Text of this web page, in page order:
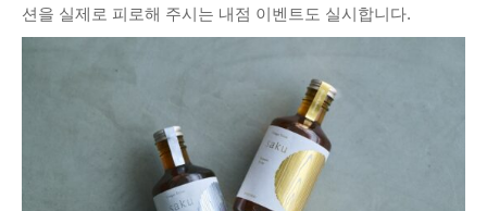
션을 실제로 피로해 주시는 내점 이벤트도 실시합니다.